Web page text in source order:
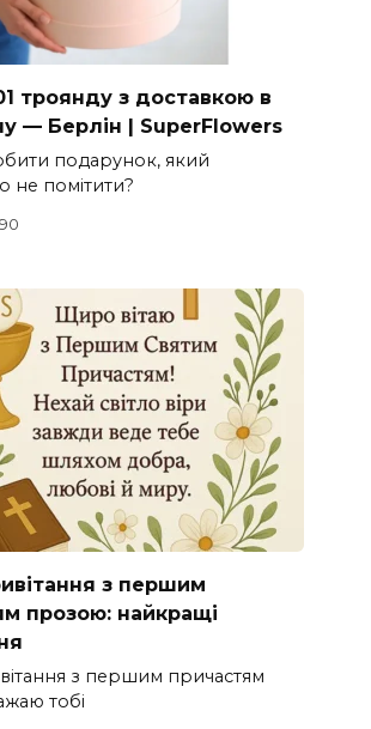
троянду з доставкою в
— Берлін | SuperFlowers
подарунок, який
не помітити?
з першим
прозою: найкращі
з першим причастям
тобі